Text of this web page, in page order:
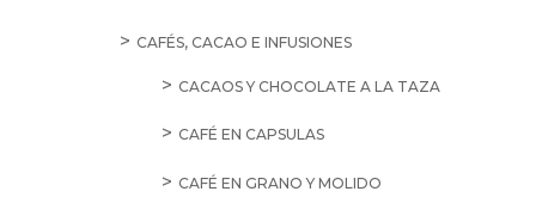
CAFÉS, CACAO E INFUSIONES
CACAOS Y CHOCOLATE A LA TAZA
CAFÉ EN CAPSULAS
CAFÉ EN GRANO Y MOLIDO